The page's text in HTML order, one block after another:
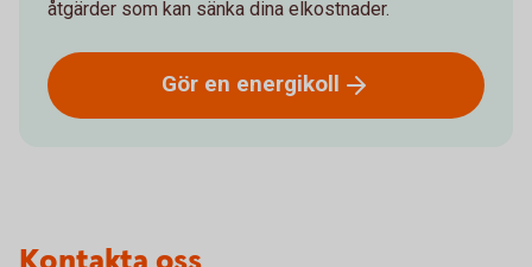
åtgärder som kan sänka dina elkostnader.
Gör en energikoll